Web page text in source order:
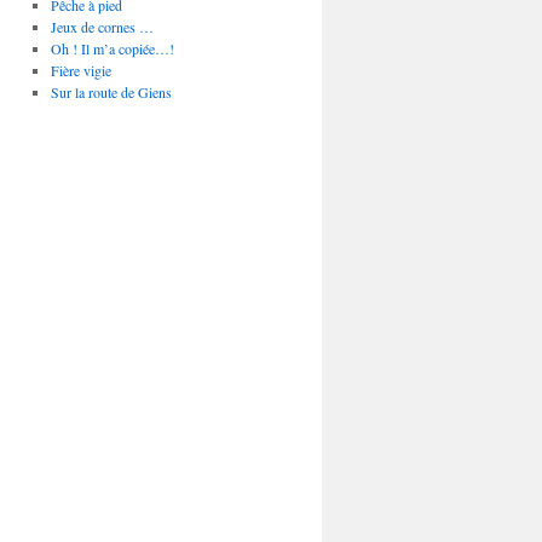
Pêche à pied
Jeux de cornes …
Oh ! Il m’a copiée…!
Fière vigie
Sur la route de Giens